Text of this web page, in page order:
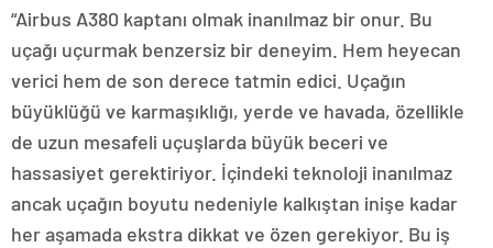
“Airbus A380 kaptanı olmak inanılmaz bir onur. Bu
uçağı uçurmak benzersiz bir deneyim. Hem heyecan
verici hem de son derece tatmin edici. Uçağın
büyüklüğü ve karmaşıklığı, yerde ve havada, özellikle
de uzun mesafeli uçuşlarda büyük beceri ve
hassasiyet gerektiriyor. İçindeki teknoloji inanılmaz
ancak uçağın boyutu nedeniyle kalkıştan inişe kadar
her aşamada ekstra dikkat ve özen gerekiyor. Bu iş